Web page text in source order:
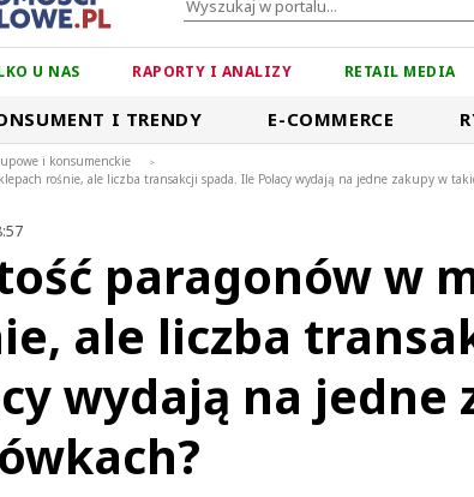
U NAS RAPORTY I ANALIZY RETAIL MEDIA
I TRENDY E-COMMERCE
i konsumenckie >
rośnie, ale liczba transakcji spada. Ile Polacy wydają na jedne zakupy w
paragonów w
ale liczba
wydają na jedne